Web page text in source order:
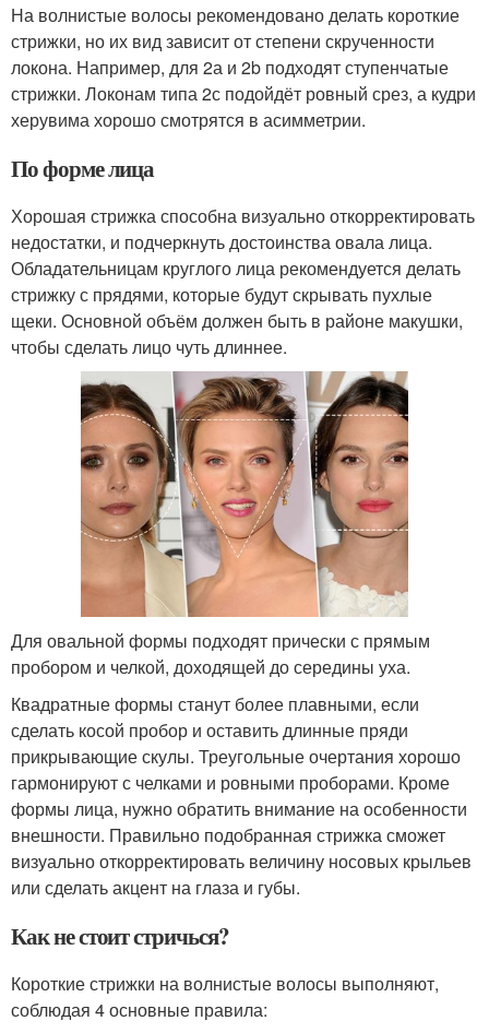
На волнистые волосы рекомендовано делать короткие
стрижки, но их вид зависит от степени скрученности
локона. Например, для 2а и 2b подходят ступенчатые
стрижки. Локонам типа 2с подойдёт ровный срез, а кудри
херувима хорошо смотрятся в асимметрии.
По форме лица
Хорошая стрижка способна визуально откорректировать
недостатки, и подчеркнуть достоинства овала лица.
Обладательницам круглого лица рекомендуется делать
стрижку с прядями, которые будут скрывать пухлые
щеки. Основной объём должен быть в районе макушки,
чтобы сделать лицо чуть длиннее.
Для овальной формы подходят прически с прямым
пробором и челкой, доходящей до середины уха.
Квадратные формы станут более плавными, если
сделать косой пробор и оставить длинные пряди
прикрывающие скулы. Треугольные очертания хорошо
гармонируют с челками и ровными проборами. Кроме
формы лица, нужно обратить внимание на особенности
внешности. Правильно подобранная стрижка сможет
визуально откорректировать величину носовых крыльев
или сделать акцент на глаза и губы.
Как не стоит стричься?
Короткие стрижки на волнистые волосы выполняют,
соблюдая 4 основные правила: